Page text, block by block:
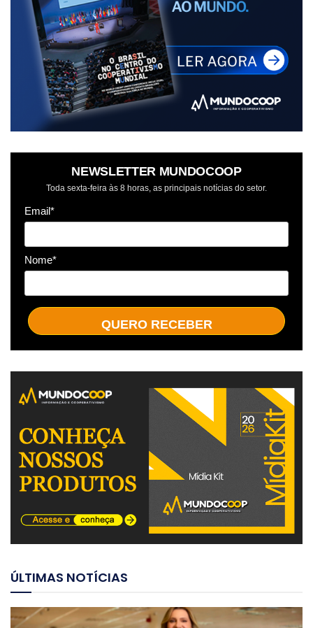
NEWSLETTER MUNDOCOOP
Toda sexta-feira às 8 horas, as principais notícias do setor.
Email*
Nome*
QUERO RECEBER
ÚLTIMAS NOTÍCIAS